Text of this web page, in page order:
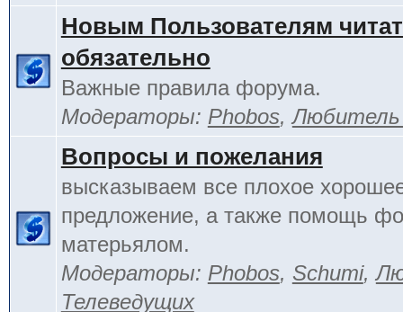
Новым Пользователям
обязательно
Важные правила форума.
Модераторы: Phobos,Любитель
Вопросы и пожелания
высказываем все плохое
предложение, а также помощь
матерьялом.
Модераторы: Phobos, Schumi,
Телеведущих